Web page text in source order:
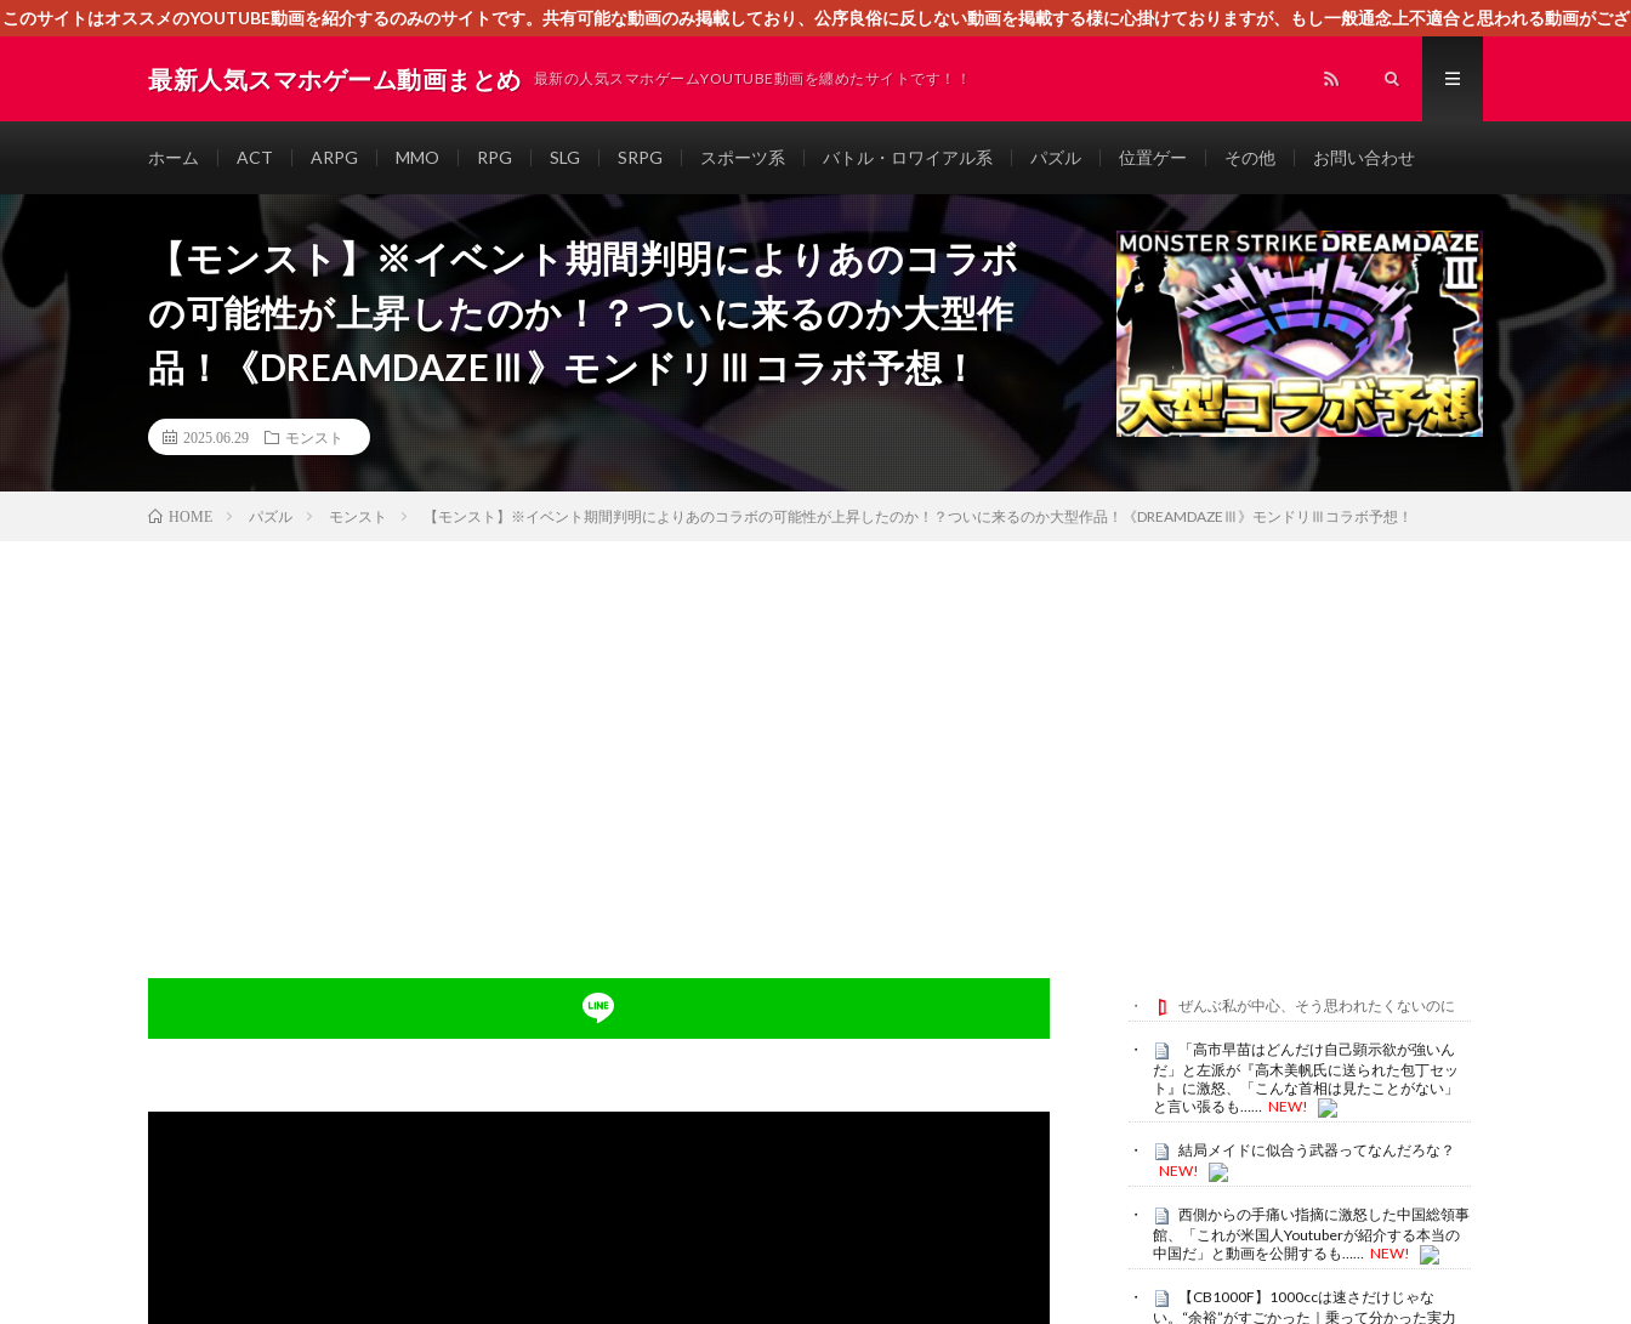
このサイトはオススメのYOUTUBE動画を紹介するのみのサイトです。共有可能な動画のみ掲載しており、公序良俗に反しない動画を掲載する様に心掛けておりますが、もし一般通念上不適合と思われる動画がござ
最新人気スマホゲーム動画まとめ 最新の人気スマホゲームYOUTUBE動画を纏めたサイトです！！
ホーム ACT ARPG MMO RPG SLG SRPG スポーツ系 バトル・ロワイアル系 パズル 位置ゲー その他 お問い合わせ
【モンスト】※イベント期間判明によりあのコラボ
の可能性が上昇したのか！？ついに来るのか大型作
品！《DREAMDAZEⅢ》モンドリⅢコラボ予想！
2025.06.29 モンスト
HOME パズル モンスト 【モンスト】※イベント期間判明によりあのコラボの可能性が上昇したのか！？ついに来るのか大型作品！《DREAMDAZEⅢ》モンドリⅢコラボ予想！
ぜんぶ私が中心、そう思われたくないのに
「高市早苗はどんだけ自己顕示欲が強いん
だ」と左派が『高木美帆氏に送られた包丁セッ
ト』に激怒、「こんな首相は見たことがない」
と言い張るも……
NEW!
結局メイドに似合う武器ってなんだろな？
NEW!
西側からの手痛い指摘に激怒した中国総領事
館、「これが米国人Youtuberが紹介する本当の
中国だ」と動画を公開するも……
NEW!
【CB1000F】1000ccは速さだけじゃな
い。“余裕”がすごかった｜乗って分かった実力